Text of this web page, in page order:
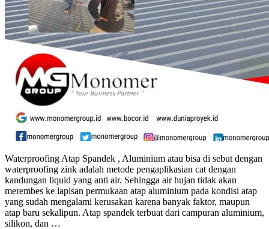
Waterproofing Atap Spandek , Aluminium atau bisa di sebut dengan
waterproofing zink adalah metode pengaplikasian cat dengan
kandungan liquid yang anti air. Sehingga air hujan tidak akan
merembes ke lapisan permukaan atap aluminium pada kondisi atap
yang sudah mengalami kerusakan karena banyak faktor, maupun
atap baru sekalipun. Atap spandek terbuat dari campuran aluminium,
silikon, dan …